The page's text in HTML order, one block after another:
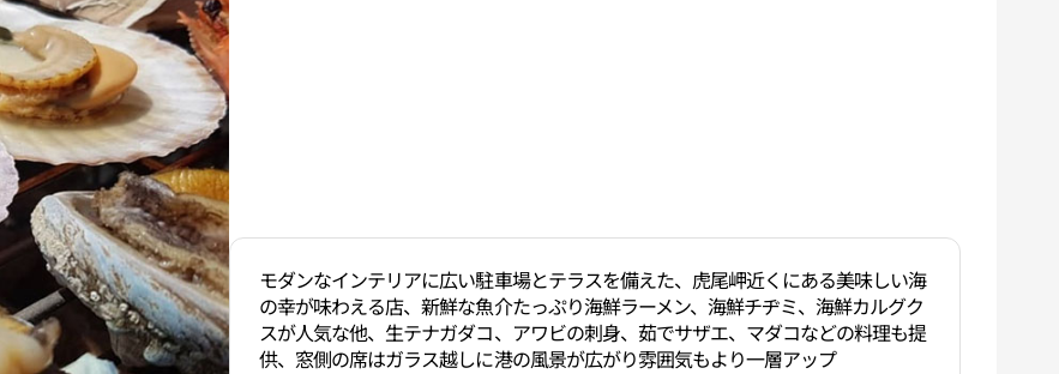
モダンなインテリアに広い駐車場とテラスを備えた、虎尾岬近くにある美味しい海
の幸が味わえる店、新鮮な魚介たっぷり海鮮ラーメン、海鮮チヂミ、海鮮カルグク
スが人気な他、生テナガダコ、アワビの刺身、茹でサザエ、マダコなどの料理も提
供、窓側の席はガラス越しに港の風景が広がり雰囲気もより一層アップ